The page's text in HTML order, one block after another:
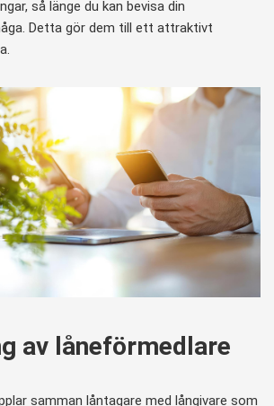
så länge du kan bevisa din
Detta gör dem till ett attraktivt
av låneförmedlare
samman låntagare med långivare som